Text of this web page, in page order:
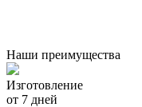
Наши преимущества
Изготовление
от 7 дней